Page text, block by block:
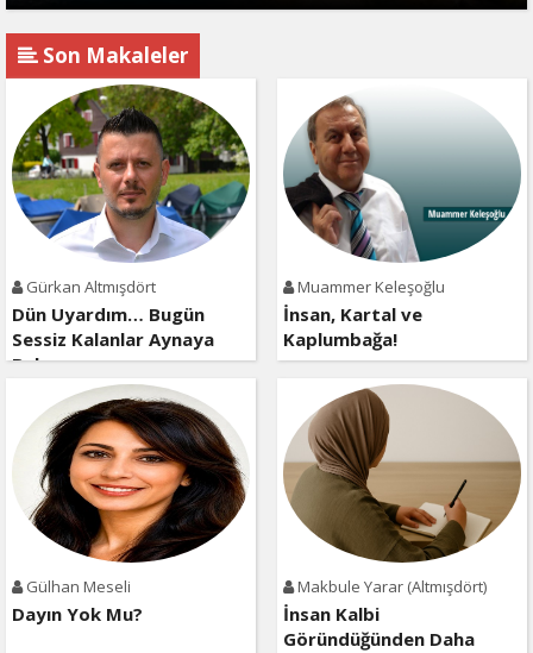
Son Makaleler
Gürkan Altmışdört
Dün Uyardım… Bugün
Sessiz Kalanlar Aynaya
Baksın
Muammer Keleşoğlu
İnsan, Kartal ve
Kaplumbağa!
Gülhan Meseli
Dayın Yok Mu?
Makbule Yarar (Altmışdört)
İnsan Kalbi
Göründüğünden Daha